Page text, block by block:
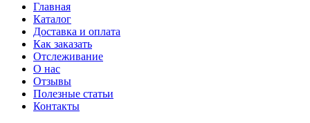
Главная
Каталог
Доставка и оплата
Как заказать
Отслеживание
О нас
Отзывы
Полезные статьи
Контакты